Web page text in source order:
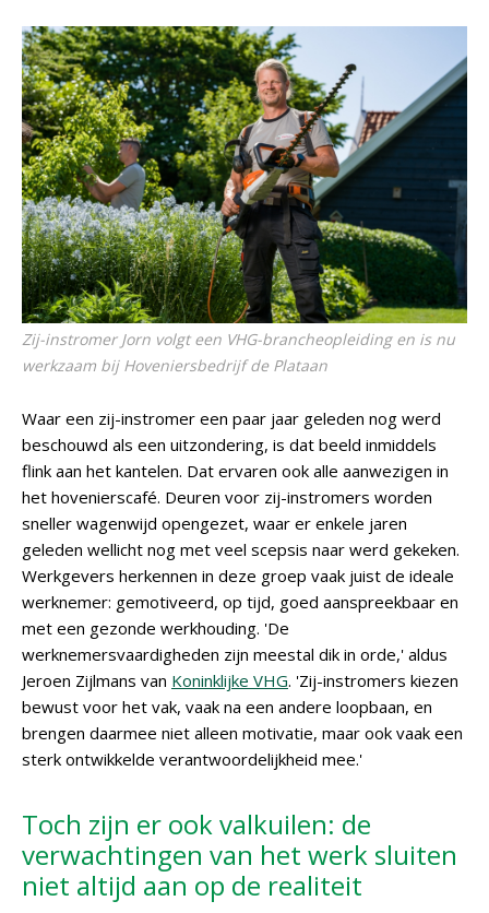
Zij-instromer Jorn volgt een VHG-brancheopleiding en is nu
werkzaam bij Hoveniersbedrijf de Plataan
Waar een zij-instromer een paar jaar geleden nog werd
beschouwd als een uitzondering, is dat beeld inmiddels
flink aan het kantelen. Dat ervaren ook alle aanwezigen in
het hovenierscafé. Deuren voor zij-instromers worden
sneller wagenwijd opengezet, waar er enkele jaren
geleden wellicht nog met veel scepsis naar werd gekeken.
Werkgevers herkennen in deze groep vaak juist de ideale
werknemer: gemotiveerd, op tijd, goed aanspreekbaar en
met een gezonde werkhouding. 'De
werknemersvaardigheden zijn meestal dik in orde,' aldus
Jeroen Zijlmans van Koninklijke VHG. 'Zij-instromers kiezen
bewust voor het vak, vaak na een andere loopbaan, en
brengen daarmee niet alleen motivatie, maar ook vaak een
sterk ontwikkelde verantwoordelijkheid mee.'
Toch zijn er ook valkuilen: de
verwachtingen van het werk sluiten
niet altijd aan op de realiteit